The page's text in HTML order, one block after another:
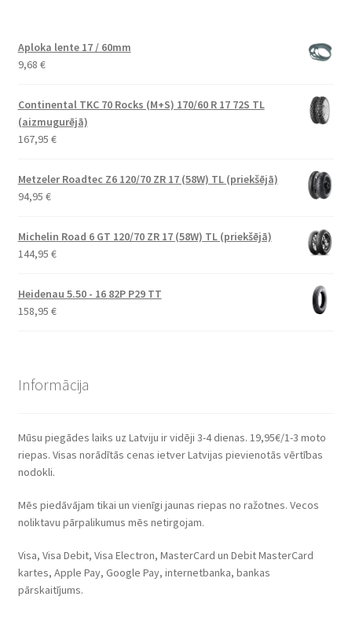
Aploka lente 17 / 60mm
9,68 €
Continental TKC 70 Rocks (M+S) 170/60 R 17 72S TL
(aizmugurējā)
167,95 €
Metzeler Roadtec Z6 120/70 ZR 17 (58W) TL (priekšējā)
94,95 €
Michelin Road 6 GT 120/70 ZR 17 (58W) TL (priekšējā)
144,95 €
Heidenau 5.50 - 16 82P P29 TT
158,95 €
Informācija
Mūsu piegādes laiks uz Latviju ir vidēji 3-4 dienas. 19,95€/1-3 moto
riepas. Visas norādītās cenas ietver Latvijas pievienotās vērtības
nodokli.
Mēs piedāvājam tikai un vienīgi jaunas riepas no ražotnes. Vecos
noliktavu pārpalikumus mēs netirgojam.
Visa, Visa Debit, Visa Electron, MasterCard un Debit MasterCard
kartes, Apple Pay, Google Pay, internetbanka, bankas
pārskaitījums.